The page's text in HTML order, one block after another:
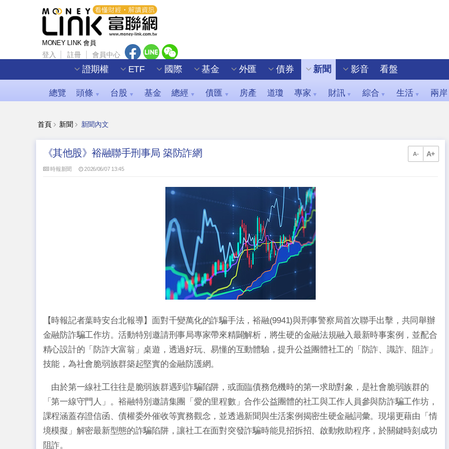
MONEY LINK 會員
登入 註冊 會員中心
證期權 ETF 國際 基金 外匯 債券 新聞 影音 看盤
總覽 頭條 ▼ 台股 ▼ 基金 總經 ▼ 債匯 ▼ 房產 道瓊 專家 ▼ 財訊 ▼ 綜合 ▼ 生活 ▼ 兩岸
首頁 新聞 新聞內文
A- A+
《其他股》裕融聯手刑事局 築防詐網
時報新聞 2026/06/07 13:45
【時報記者葉時安台北報導】面對千變萬化的詐騙手法，裕融(9941)與刑事警察局首次聯手出擊，共同舉辦
金融防詐騙工作坊。活動特別邀請刑事局專家帶來精闢解析，將生硬的金融法規融入最新時事案例，並配合
精心設計的「防詐大富翁」桌遊，透過好玩、易懂的互動體驗，提升公益團體社工的「防詐、識詐、阻詐」
技能，為社會脆弱族群築起堅實的金融防護網。
由於第一線社工往往是脆弱族群遇到詐騙陷阱，或面臨債務危機時的第一求助對象，是社會脆弱族群的
「第一線守門人」。裕融特別邀請集團「愛的里程數」合作公益團體的社工與工作人員參與防詐騙工作坊，
課程涵蓋存證信函、債權委外催收等實務觀念，並透過新聞與生活案例揭密生硬金融詞彙。現場更藉由「情
境模擬」解密最新型態的詐騙陷阱，讓社工在面對突發詐騙時能見招拆招、啟動救助程序，於關鍵時刻成功
阻詐。